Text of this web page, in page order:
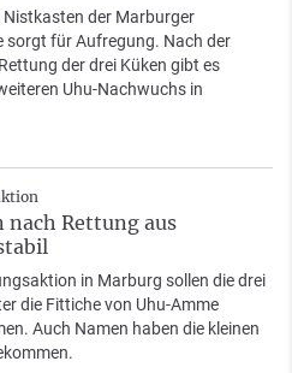
Nistkasten der Marburger
sorgt für Aufregung. Nach der
der drei Küken gibt es
Uhu-Nachwuchs in
Rettung aus
in Marburg sollen die drei
die Fittiche von Uhu-Amme
Auch Namen haben die kleinen